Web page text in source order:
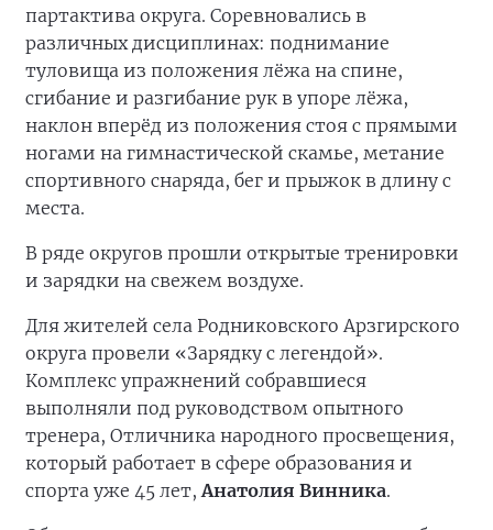
партактива округа. Соревновались в
различных дисциплинах: поднимание
туловища из положения лёжа на спине,
сгибание и разгибание рук в упоре лёжа,
наклон вперёд из положения стоя с прямыми
ногами на гимнастической скамье, метание
спортивного снаряда, бег и прыжок в длину с
места.
В ряде округов прошли открытые тренировки
и зарядки на свежем воздухе.
Для жителей села Родниковского Арзгирского
округа провели «Зарядку с легендой».
Комплекс упражнений собравшиеся
выполняли под руководством опытного
тренера, Отличника народного просвещения,
который работает в сфере образования и
спорта уже 45 лет, Анатолия Винника.